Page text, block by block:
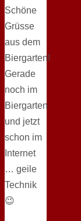
Schöne
Grüsse
aus dem
Biergarten!
Gerade
noch im
Biergarten
und jetzt
schon im
Internet
… geile
Technik
😉